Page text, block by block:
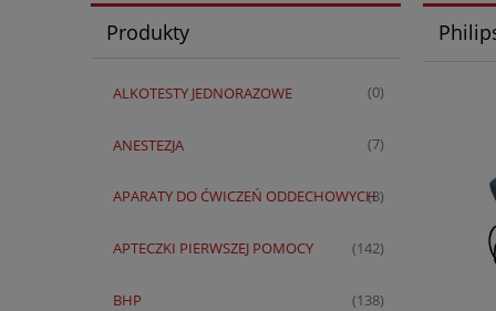
Produkty
ALKOTESTY JEDNORAZOWE (0)
ANESTEZJA (7)
APARATY DO ĆWICZEŃ ODDECHOWYCH(3)
APTECZKI PIERWSZEJ POMOCY (142)
BHP (138)